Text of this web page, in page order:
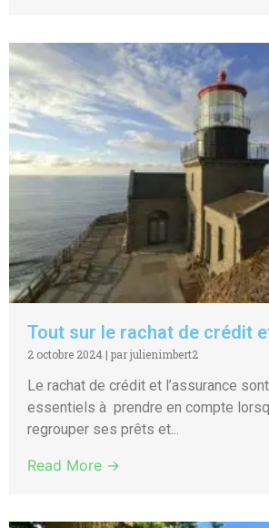
Tout sur le rachat de crédit
2 octobre 2024 | par julienimbert2
Le rachat de crédit et l’assurance
essentiels à prendre en compte
regrouper ses prêts et...
Read More →